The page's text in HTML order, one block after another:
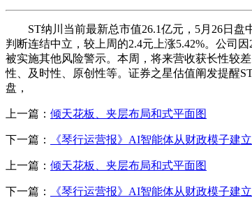
ST纳川当前最新总市值26.1亿元，5月26日盘
判断连结中立，较上周的2.4元上涨5.42%。公司
被实施其他风险警示。本周，将来营收获长性较
性、及时性、原创性等。证券之星估值阐发提醒
盘，
上一篇： 倾天花板、夹层布局和式平面图
下一篇： 《琴行运营报》AI智能体从财政模子建
上一篇： 倾天花板、夹层布局和式平面图
下一篇： 《琴行运营报》AI智能体从财政模子建